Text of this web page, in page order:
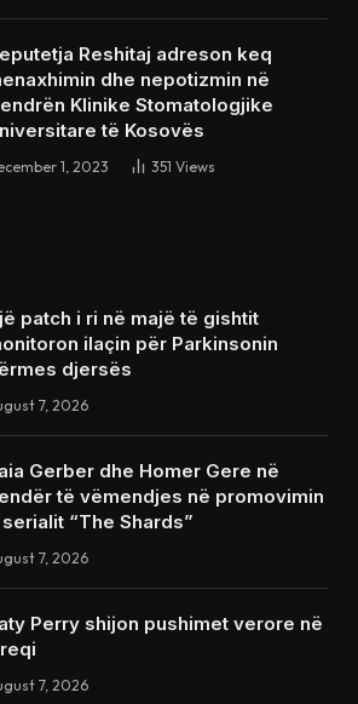
Reshitaj adreson keq
dhe nepotizmin në
Klinike Stomatologjike
të Kosovës
1, 2023 351 Views
patch i ri në majë të gishtit
ilaçin për Parkinsonin
djersës
7, 2026
Gerber dhe Homer Gere në
të vëmendjes në promovimin
“The Shards”
7, 2026
Perry shijon pushimet verore në
7, 2026